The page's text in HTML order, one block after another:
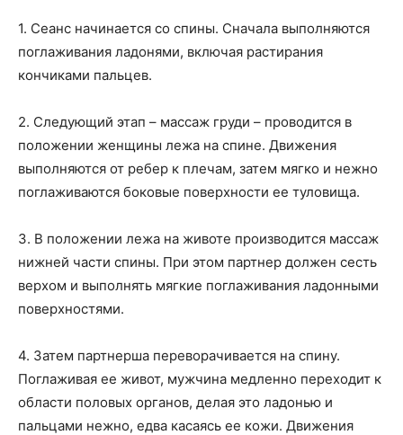
1. Сеанс начинается со спины. Сначала выполняются
поглаживания ладонями, включая растирания
кончиками пальцев.
2. Следующий этап – массаж груди – проводится в
положении женщины лежа на спине. Движения
выполняются от ребер к плечам, затем мягко и нежно
поглаживаются боковые поверхности ее туловища.
3. В положении лежа на животе производится массаж
нижней части спины. При этом партнер должен сесть
верхом и выполнять мягкие поглаживания ладонными
поверхностями.
4. Затем партнерша переворачивается на спину.
Поглаживая ее живот, мужчина медленно переходит к
области половых органов, делая это ладонью и
пальцами нежно, едва касаясь ее кожи. Движения